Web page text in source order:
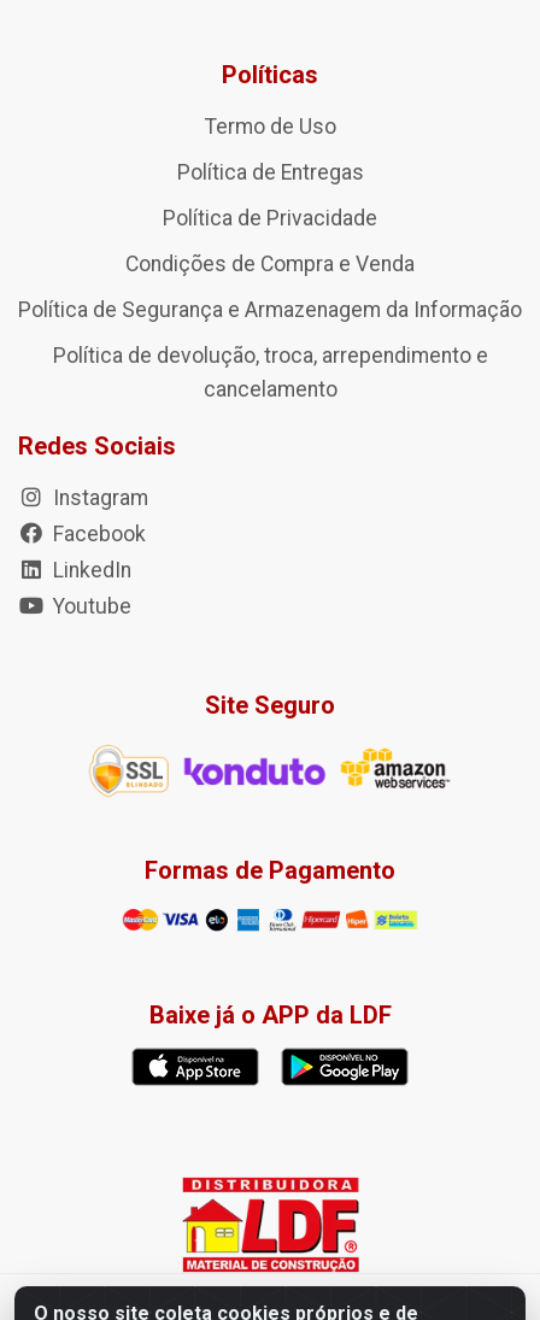
O nosso site coleta cookies próprios e de
Políticas
Termo de Uso
Política de Entregas
Política de Privacidade
Condições de Compra e Venda
Política de Segurança e Armazenagem da Informação
Política de devolução, troca, arrependimento e
cancelamento
Redes Sociais
Instagram
Facebook
LinkedIn
Youtube
Site Seguro
Formas de Pagamento
Baixe já o APP da LDF
Distribuidora LDF - Av. Presidente Tancredo Neves, 203 – Bairro